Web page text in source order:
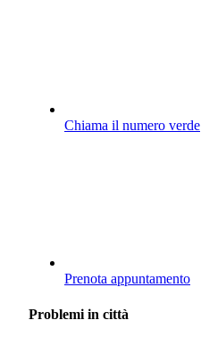
Chiama il numero verde
Prenota appuntamento
Problemi in città